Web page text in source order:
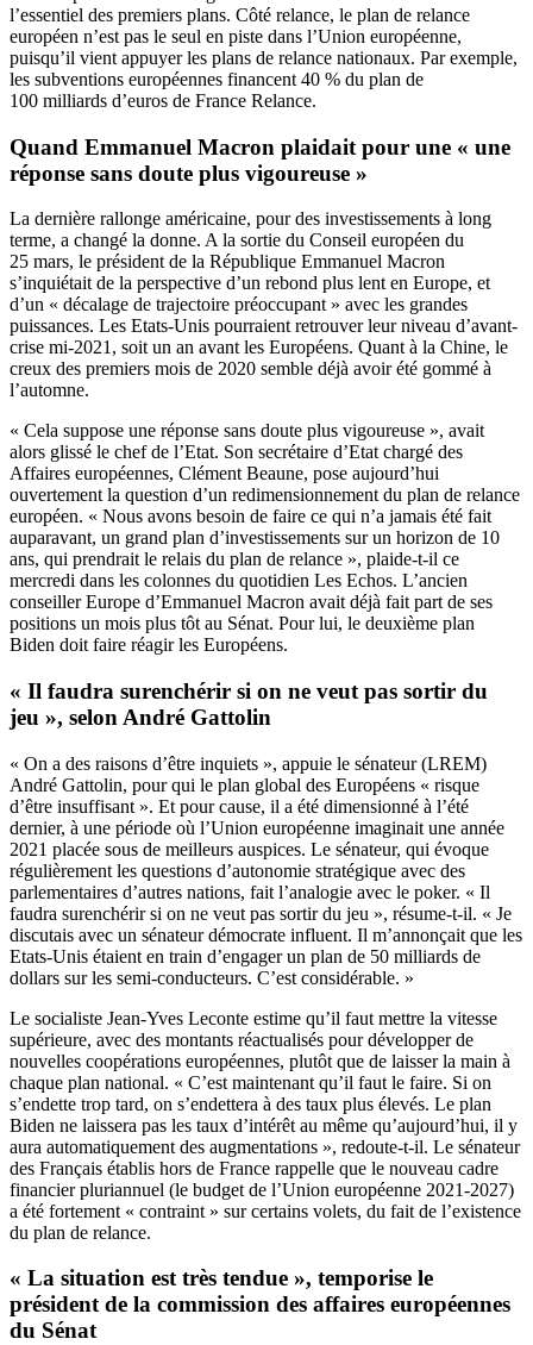
l’essentiel des premiers plans. Côté relance, le plan de relance
européen n’est pas le seul en piste dans l’Union européenne,
puisqu’il vient appuyer les plans de relance nationaux. Par exemple,
les subventions européennes financent 40 % du plan de
100 milliards d’euros de France Relance.
Quand Emmanuel Macron plaidait pour une « une
réponse sans doute plus vigoureuse »
La dernière rallonge américaine, pour des investissements à long
terme, a changé la donne. A la sortie du Conseil européen du
25 mars, le président de la République Emmanuel Macron
s’inquiétait de la perspective d’un rebond plus lent en Europe, et
d’un « décalage de trajectoire préoccupant » avec les grandes
puissances. Les Etats-Unis pourraient retrouver leur niveau d’avant-
crise mi-2021, soit un an avant les Européens. Quant à la Chine, le
creux des premiers mois de 2020 semble déjà avoir été gommé à
l’automne.
« Cela suppose une réponse sans doute plus vigoureuse », avait
alors glissé le chef de l’Etat. Son secrétaire d’Etat chargé des
Affaires européennes, Clément Beaune, pose aujourd’hui
ouvertement la question d’un redimensionnement du plan de relance
européen. « Nous avons besoin de faire ce qui n’a jamais été fait
auparavant, un grand plan d’investissements sur un horizon de 10
ans, qui prendrait le relais du plan de relance », plaide-t-il ce
mercredi dans les colonnes du quotidien Les Echos. L’ancien
conseiller Europe d’Emmanuel Macron avait déjà fait part de ses
positions un mois plus tôt au Sénat. Pour lui, le deuxième plan
Biden doit faire réagir les Européens.
« Il faudra surenchérir si on ne veut pas sortir du
jeu », selon André Gattolin
« On a des raisons d’être inquiets », appuie le sénateur (LREM)
André Gattolin, pour qui le plan global des Européens « risque
d’être insuffisant ». Et pour cause, il a été dimensionné à l’été
dernier, à une période où l’Union européenne imaginait une année
2021 placée sous de meilleurs auspices. Le sénateur, qui évoque
régulièrement les questions d’autonomie stratégique avec des
parlementaires d’autres nations, fait l’analogie avec le poker. « Il
faudra surenchérir si on ne veut pas sortir du jeu », résume-t-il. « Je
discutais avec un sénateur démocrate influent. Il m’annonçait que les
Etats-Unis étaient en train d’engager un plan de 50 milliards de
dollars sur les semi-conducteurs. C’est considérable. »
Le socialiste Jean-Yves Leconte estime qu’il faut mettre la vitesse
supérieure, avec des montants réactualisés pour développer de
nouvelles coopérations européennes, plutôt que de laisser la main à
chaque plan national. « C’est maintenant qu’il faut le faire. Si on
s’endette trop tard, on s’endettera à des taux plus élevés. Le plan
Biden ne laissera pas les taux d’intérêt au même qu’aujourd’hui, il y
aura automatiquement des augmentations », redoute-t-il. Le sénateur
des Français établis hors de France rappelle que le nouveau cadre
financier pluriannuel (le budget de l’Union européenne 2021-2027)
a été fortement « contraint » sur certains volets, du fait de l’existence
du plan de relance.
« La situation est très tendue », temporise le
président de la commission des affaires européennes
du Sénat